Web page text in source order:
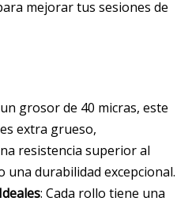
mejorar tus sesiones de
grosor de 40 micras, este
extra grueso,
resistencia superior al
una durabilidad excepcional.
: Cada rollo tiene una